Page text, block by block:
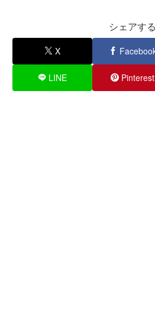
シェアする
X
LINE Pinterest